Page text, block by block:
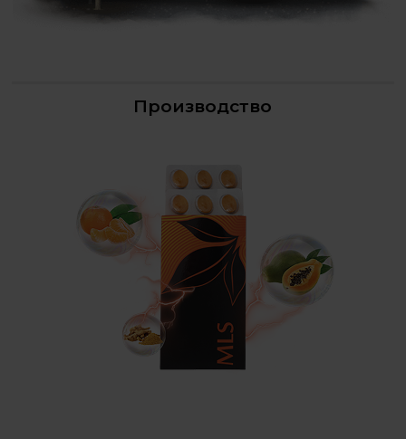
Производство